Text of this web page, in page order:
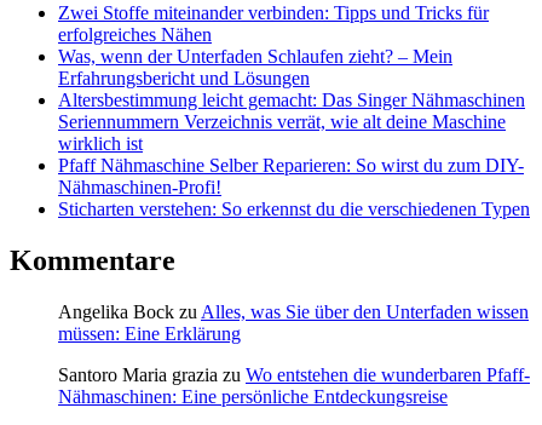
Zwei Stoffe miteinander verbinden: Tipps und Tricks für
erfolgreiches Nähen
Was, wenn der Unterfaden Schlaufen zieht? – Mein
Erfahrungsbericht und Lösungen
Altersbestimmung leicht gemacht: Das Singer Nähmaschinen
Seriennummern Verzeichnis verrät, wie alt deine Maschine
wirklich ist
Pfaff Nähmaschine Selber Reparieren: So wirst du zum DIY-
Nähmaschinen-Profi!
Sticharten verstehen: So erkennst du die verschiedenen Typen
Kommentare
Angelika Bock zu Alles, was Sie über den Unterfaden wissen
müssen: Eine Erklärung
Santoro Maria grazia zu Wo entstehen die wunderbaren Pfaff-
Nähmaschinen: Eine persönliche Entdeckungsreise